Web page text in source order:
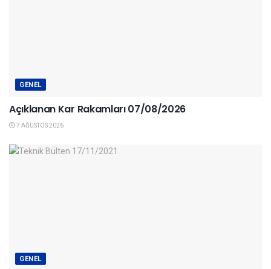
GENEL
Açıklanan Kar Rakamları 07/08/2026
7 AĞUSTOS 2026
GENEL